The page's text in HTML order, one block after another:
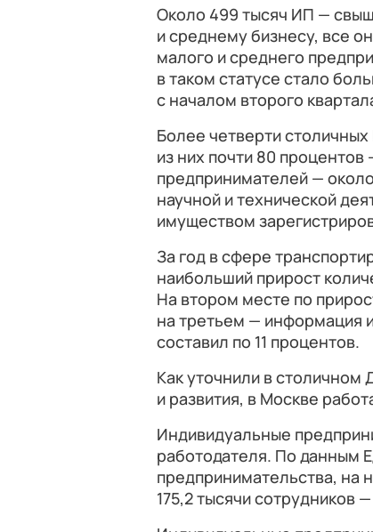
Около 499 тысяч ИП —
и среднему бизнесу, все
малого и среднего
в таком статусе стало
с началом второго
Более четверти
из них почти 80
предпринимателей —
научной и технической
имуществом
За год в сфере
наибольший прирост
На втором месте по
на третьем — информация
составил по 11 процентов.
Как уточнили в столичном
и развития, в Москве
Индивидуальные
работодателя. По данным
предпринимательства, на
175,2 тысячи сотрудников